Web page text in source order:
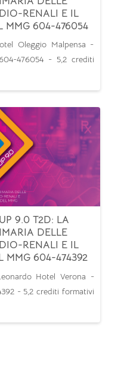
RENALI E IL
MMG 604-476054
Oleggio Malpensa -
476054 - 5,2 crediti
9.0 T2D: LA
DELLE
RENALI E IL
MMG 604-474392
Hotel Verona -
- 5,2 crediti formativi